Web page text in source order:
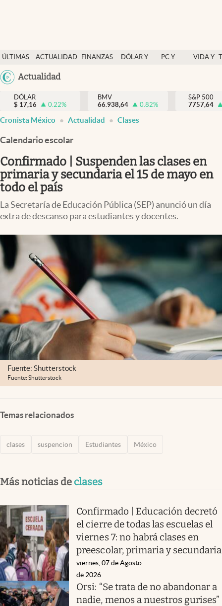
ÚLTIMAS
NOTICIAS
ACTUALIDAD
FINANZAS
DÓLAR Y
PC Y
VIDA Y
México
Actualidad
Actualidad
Finanzas y economía
Dólar y mercados
Pc y celular
Vida y estilo
Tv
Espiritualidad
Mediakit
abre en nueva pestaña
México
DÓLAR
$ 17,16 0.22%
BMV
66.938,64
0.82%
S&P 500
7757,64
Cronista México Actualidad Clases
Calendario escolar
Confirmado | Suspenden las clases en
primaria y secundaria el 15 de mayo en
todo el país
La Secretaría de Educación Pública (SEP) anunció un día
extra de descanso para estudiantes y docentes.
Fuente: Shutterstock
Fuente: Shutterstock
Temas relacionados
clases suspencion Estudiantes México
Más noticias de clases
Confirmado | Educación decretó
el cierre de todas las escuelas el
viernes 7: no habrá clases en
preescolar, primaria y secundaria
viernes, 07 de Agosto
de 2026
Orsi: “Se trata de no abandonar a
nadie, menos a nuestros gurises”